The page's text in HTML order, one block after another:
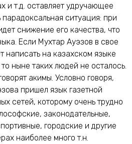
и т.д. оставляет удручающее
ситуация: при
снижение его качества, что
Если Мухтар Ауэзов в свое
написать на казахском языке
ныне таких людей не осталось.
акимы. Условно говоря,
пришел язык газетной
сетей, которому очень трудно
законодательные,
городские и другие
наиболее много т.н.